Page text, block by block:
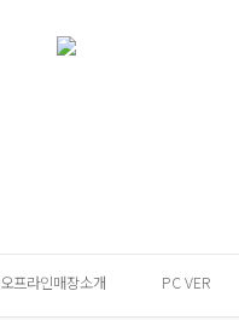
오프라인매장소개 PC VER